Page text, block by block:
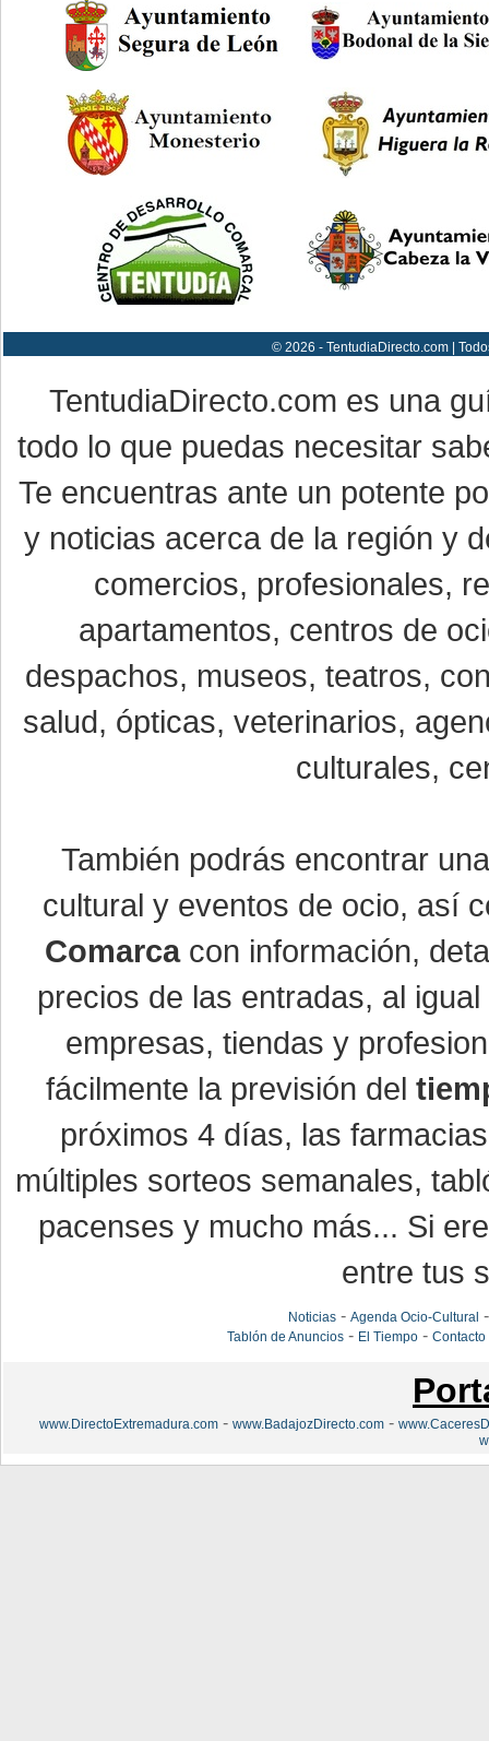
© 2026 - TentudiaDirecto.com |
TentudiaDirecto.com es una
todo lo que puedas necesitar
Te encuentras ante un potente
y noticias acerca de la región y
comercios, profesionales,
apartamentos, centros de
despachos, museos, teatros,
salud, ópticas, veterinarios,
culturales,
También podrás encontrar
cultural y eventos de ocio, así
Comarcacon información,
precios de las entradas, al
empresas, tiendas y
fácilmente la previsión del
próximos 4 días, las
múltiples sorteos semanales,
pacenses y mucho más... Si
entre tus
Noticias- Agenda Ocio-Cultural
Tablón de Anuncios- El Tiempo- Contacto
www.DirectoExtremadura.com - www.BadajozDirecto.com -